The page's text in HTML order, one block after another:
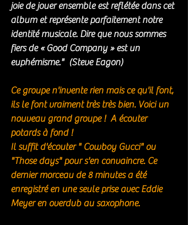
joie de jouer ensemble est reflétée dans cet
album et représente parfaitement notre
identité musicale. Dire que nous sommes
fiers de « Good Company » est un
euphémisme."  (Steve Eagon)
Ce groupe n'invente rien mais ce qu'il font,
ils le font vraiment très très bien. Voici un
nouveau grand groupe !  A écouter
potards à fond !
Il suffit d'écouter " Cowboy Gucci" ou
"Those days" pour s'en convaincre. Ce
dernier morceau de 8 minutes a été
enregistré en une seule prise avec Eddie
Meyer en overdub au saxophone.